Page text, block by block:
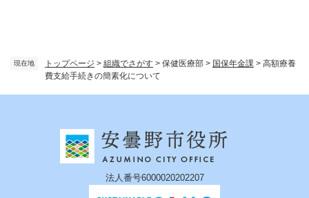
現在地 トップページ > 組織でさがす > 保健医療部 > 国保年金課 > 高額療養
費支給手続きの簡素化について
法人番号6000020202207